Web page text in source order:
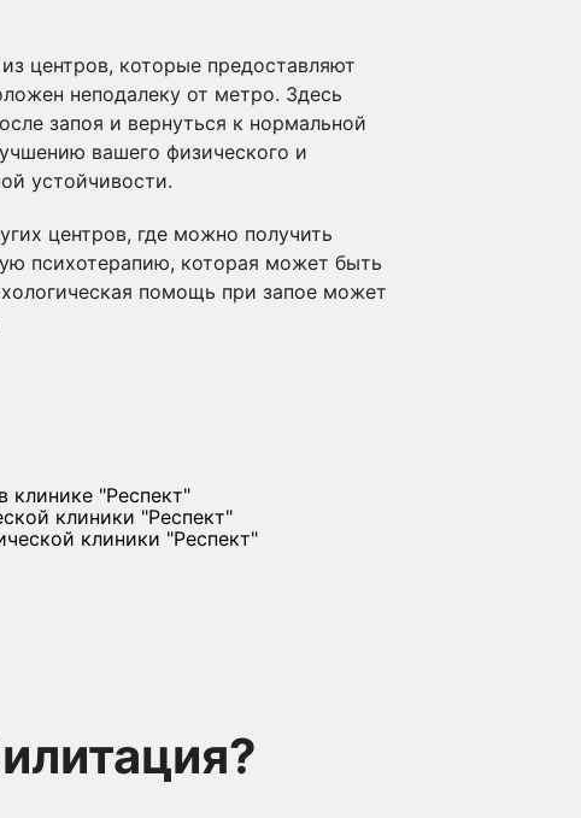
центров, которые предоставляют
неподалеку от метро. Здесь
запоя и вернуться к нормальной
вашего физического и
устойчивости.
центров, где можно получить
психотерапию, которая может быть
помощь при запое может